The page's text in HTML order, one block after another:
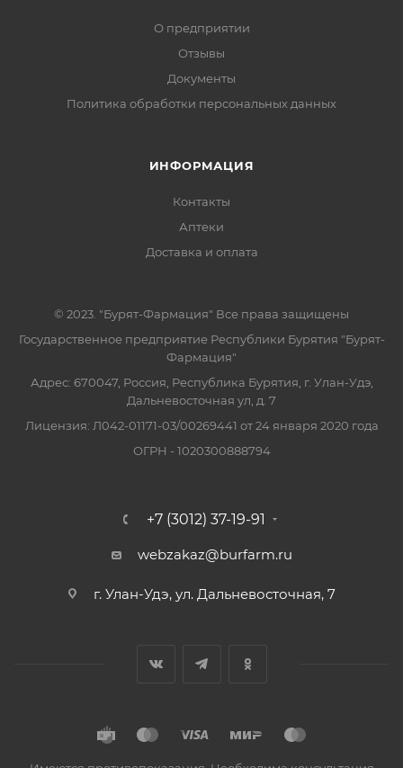
О предприятии
Отзывы
Документы
Политика обработки персональных данных
ИНФОРМАЦИЯ
Контакты
Аптеки
Доставка и оплата
© 2023. "Бурят-Фармация" Все права защищены
Государственное предприятие Республики Бурятия "Бурят-
Фармация"
Адрес: 670047, Россия, Республика Бурятия, г. Улан-Удэ,
Дальневосточная ул, д. 7
Лицензия: Л042-01171-03/00269441 от 24 января 2020 года
ОГРН - 1020300888794
+7 (3012) 37-19-91
webzakaz@burfarm.ru
г. Улан-Удэ, ул. Дальневосточная, 7